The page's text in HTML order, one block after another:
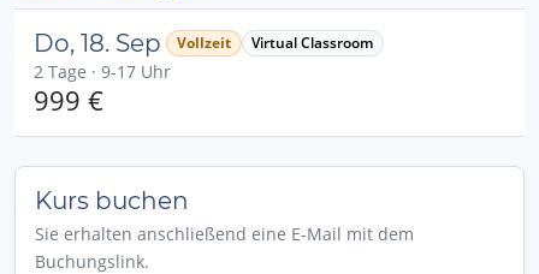
Do, 18. Sep Vollzeit Virtual Classroom
2 Tage · 9-17 Uhr
999 €
Kurs buchen
Sie erhalten anschließend eine E-Mail mit dem
Buchungslink.